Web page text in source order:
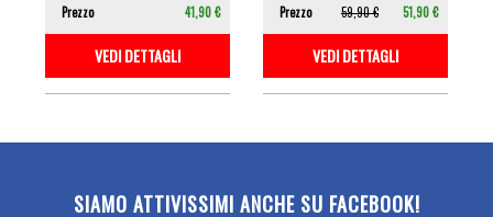
Prezzo 41,90 €
VEDI DETTAGLI
Prezzo 59,90 € 51,90 €
VEDI DETTAGLI
SIAMO ATTIVISSIMI ANCHE SU FACEBOOK!